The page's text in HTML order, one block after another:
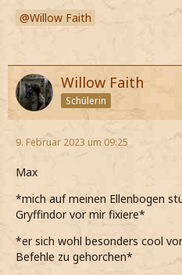
Willow Faith
Willow Faith
Schülerin
9. Februar 2023 um 09:25
Max
*mich auf meinen Ellenbogen
Gryffindor vor mir fixiere*
*er sich wohl besonders cool
Befehle zu gehorchen*